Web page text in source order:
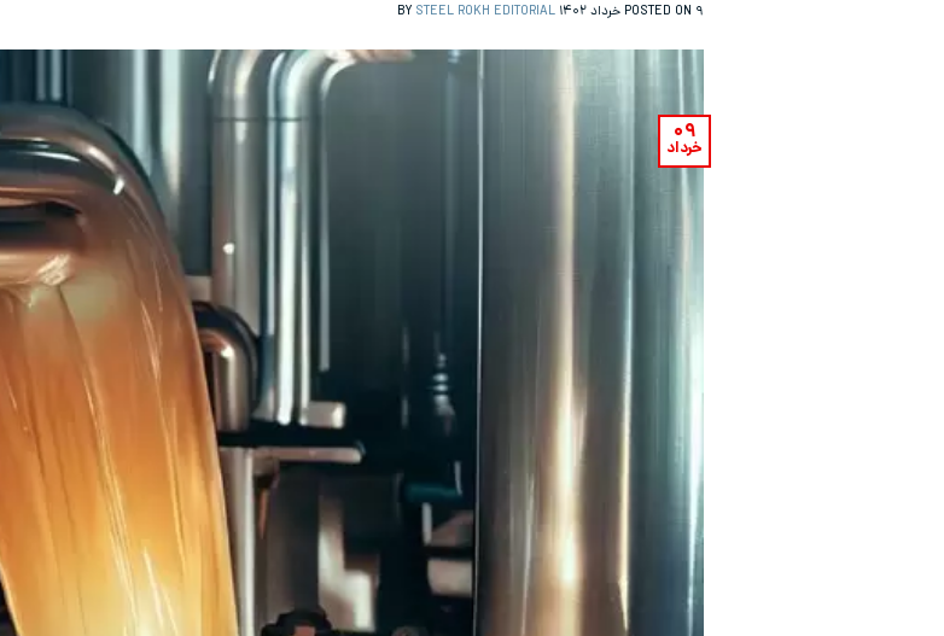
POSTED ON ۹ خرداد ۱۴۰۲ BY
STEEL ROKH EDITORIAL
۰۹
خرداد